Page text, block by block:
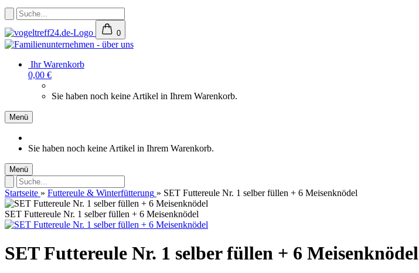
0
Ihr Warenkorb
0,00 €
Sie haben noch keine Artikel in Ihrem Warenkorb.
Menü
Sie haben noch keine Artikel in Ihrem Warenkorb.
Menü
Startseite » Futtereule & Winterfütterung » SET Futtereule Nr. 1 selber füllen + 6 Meisenknödel
SET Futtereule Nr. 1 selber füllen + 6 Meisenknödel
SET Futtereule Nr. 1 selber füllen + 6 Meisenknödel